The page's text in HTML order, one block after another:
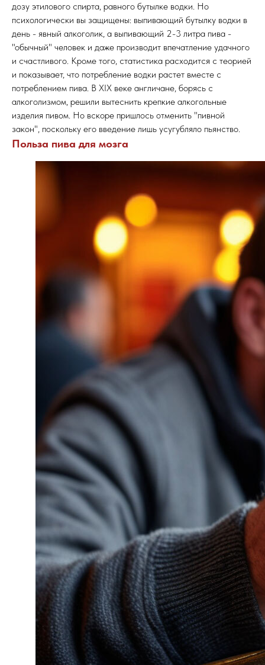
дозу этилового спирта, равного бутылке водки. Но
психологически вы защищены: выпивающий бутылку водки в
день - явный алкоголик, а выпивающий 2-3 литра пива -
"обычный" человек и даже производит впечатление удачного
и счастливого. Кроме того, статистика расходится с теорией
и показывает, что потребление водки растет вместе с
потреблением пива. В XIX веке англичане, борясь с
алкоголизмом, решили вытеснить крепкие алкогольные
изделия пивом. Но вскоре пришлось отменить "пивной
закон", поскольку его введение лишь усугубляло пьянство.
Польза пива для мозга